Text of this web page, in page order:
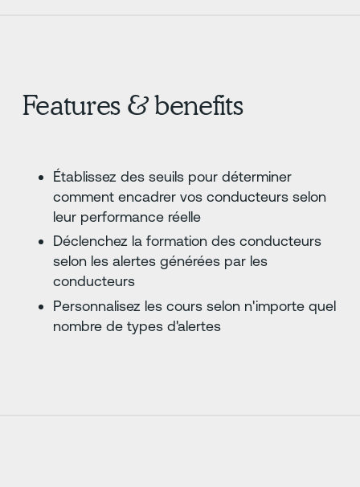
Features & benefits
Établissez des seuils pour déterminer
comment encadrer vos conducteurs selon
leur performance réelle
Déclenchez la formation des conducteurs
selon les alertes générées par les
conducteurs
Personnalisez les cours selon n'importe quel
nombre de types d'alertes